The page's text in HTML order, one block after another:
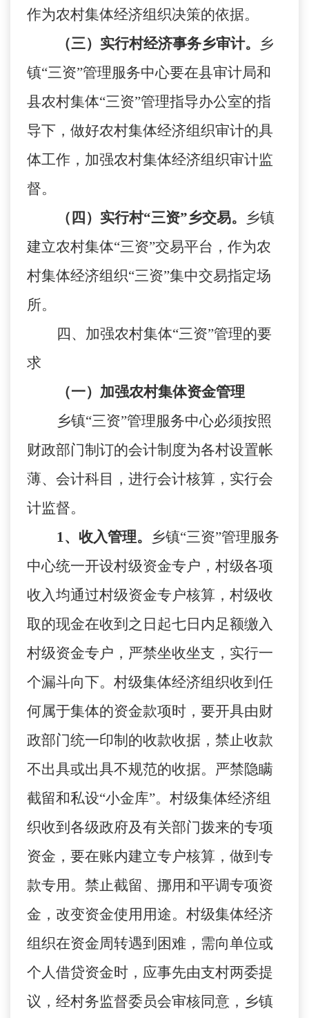
作为农村集体经济组织决策的依据。
（三）实行村经济事务乡审计。
乡
镇“三资”管理服务中心要在县审计局和
县农村集体“三资”管理指导办公室的指
导下，做好农村集体经济组织审计的具
体工作，加强农村集体经济组织审计监
督。
（四）实行村“三资”乡交易。
乡镇
建立农村集体“三资”交易平台，作为农
村集体经济组织“三资”集中交易指定场
所。
四、加强农村集体“三资”管理的要
求
（一）加强农村集体资金管理
乡镇“三资”管理服务中心必须按照
财政部门制订的会计制度为各村设置帐
薄、会计科目，进行会计核算，实行会
计监督。
1、收入管理。
乡镇“三资”管理服务
中心统一开设村级资金专户，村级各项
收入均通过村级资金专户核算，村级收
取的现金在收到之日起七日内足额缴入
村级资金专户，严禁坐收坐支，实行一
个漏斗向下。村级集体经济组织收到任
何属于集体的资金款项时，要开具由财
政部门统一印制的收款收据，禁止收款
不出具或出具不规范的收据。严禁隐瞒
截留和私设“小金库”。村级集体经济组
织收到各级政府及有关部门拨来的专项
资金，要在账内建立专户核算，做到专
款专用。禁止截留、挪用和平调专项资
金，改变资金使用用途。村级集体经济
组织在资金周转遇到困难，需向单位或
个人借贷资金时，应事先由支村两委提
议，经村务监督委员会审核同意，乡镇